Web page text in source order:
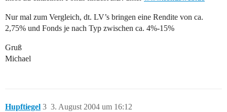
Nur mal zum Vergleich, dt. LV’s bringen eine Rendite von ca.
2,75% und Fonds je nach Typ zwischen ca. 4%-15%
Gruß
Michael
Hupftiegel 3. August 2004 um 16:12
3